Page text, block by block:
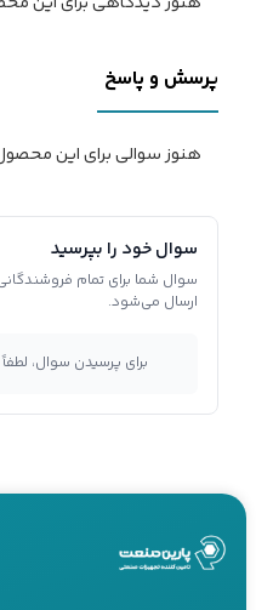
پرسش و پاسخ
هنوز سوالی برای این
سوال خود را بپرسید
ارسال می‌شود.
برای پرسیدن سوال، لطفاً